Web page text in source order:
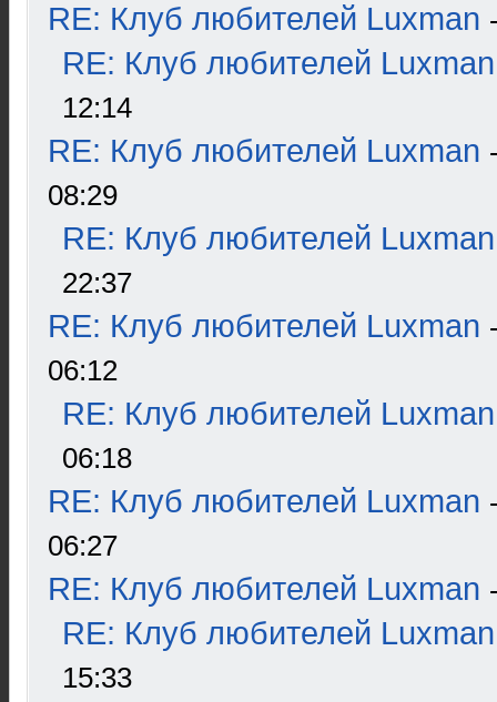
RE: Клуб любителей Luxman
RE: Клуб любителей Luxman
12:14
RE: Клуб любителей Luxman
08:29
RE: Клуб любителей Luxman
22:37
RE: Клуб любителей Luxman
06:12
RE: Клуб любителей Luxman
06:18
RE: Клуб любителей Luxman
06:27
RE: Клуб любителей Luxman
RE: Клуб любителей Luxman
15:33